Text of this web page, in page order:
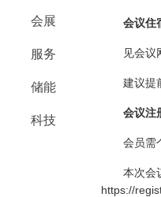
会展
服务
储能
科技
会议住
见会
建议提
会议注
会员需
本次会
https://